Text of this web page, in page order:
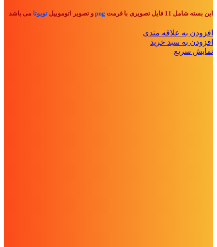
این بسته شامل 11 فایل تصویری با فرمت png و تصویر اتوموبیل تویوتا می باشد
افزودن به علاقه مندی
افزودن به سبد خرید
نمایش سریع